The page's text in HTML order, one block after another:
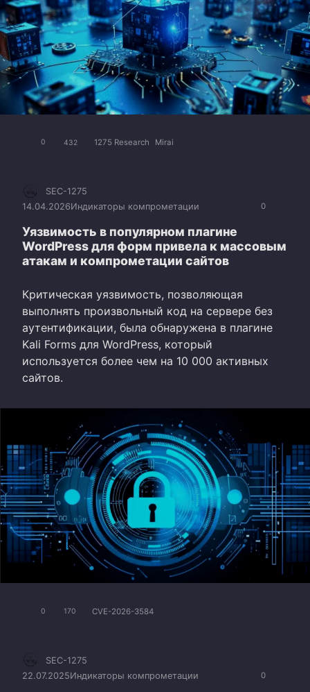
0 432 1275 Research Mirai
0
SEC-1275
14.04.2026Индикаторы компрометации
Уязвимость в популярном плагине
WordPress для форм привела к массовым
атакам и компрометации сайтов
Критическая уязвимость, позволяющая
выполнять произвольный код на сервере без
аутентификации, была обнаружена в плагине
Kali Forms для WordPress, который
используется более чем на 10 000 активных
сайтов.
0 170 CVE-2026-3584
0
SEC-1275
22.07.2025Индикаторы компрометации